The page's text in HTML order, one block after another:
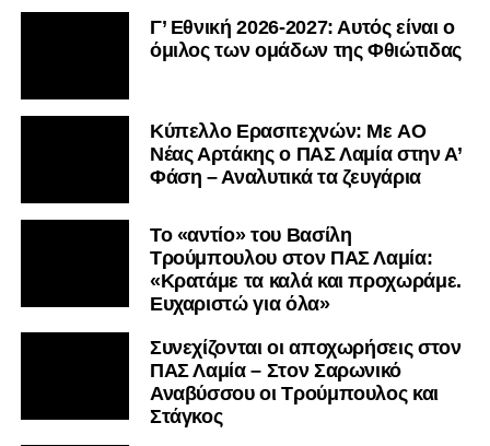
Γ’ Εθνική 2026-2027: Αυτός είναι ο
όμιλος των ομάδων της Φθιώτιδας
Kύπελλο Ερασιτεχνών: Με AO
Nέας Αρτάκης ο ΠΑΣ Λαμία στην Α’
Φάση – Αναλυτικά τα ζευγάρια
Το «αντίο» του Βασίλη
Τρούμπουλου στον ΠΑΣ Λαμία:
«Κρατάμε τα καλά και προχωράμε.
Ευχαριστώ για όλα»
Συνεχίζονται οι αποχωρήσεις στον
ΠΑΣ Λαμία – Στον Σαρωνικό
Αναβύσσου οι Τρούμπουλος και
Στάγκος